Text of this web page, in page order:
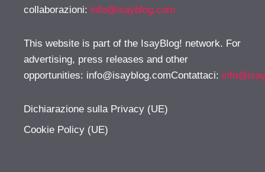
collaborazioni: info@isayblog.com
This website is part of the IsayBlog! network. For
advertising, press releases and other
opportunities: info@isayblog.comContattaci:
Dichiarazione sulla Privacy (UE)
Cookie Policy (UE)